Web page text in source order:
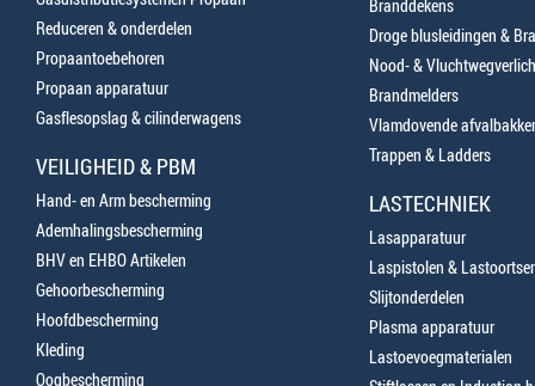
Reduceren & onderdelen
Propaantoebehoren
Propaan apparatuur
Gasflesopslag & cilinderwagens
VEILIGHEID & PBM
Hand- en Arm bescherming
Ademhalingsbescherming
BHV en EHBO Artikelen
Gehoorbescherming
Hoofdbescherming
Kleding
Oogbescherming
Branddekens
Droge blusleidingen &
Nood- &
Brandmelders
Vlamdovende
Trappen & Ladders
LASTECHNIEK
Lasapparatuur
Laspistolen &
Slijtonderdelen
Plasma apparatuur
Lastoevoegmaterialen